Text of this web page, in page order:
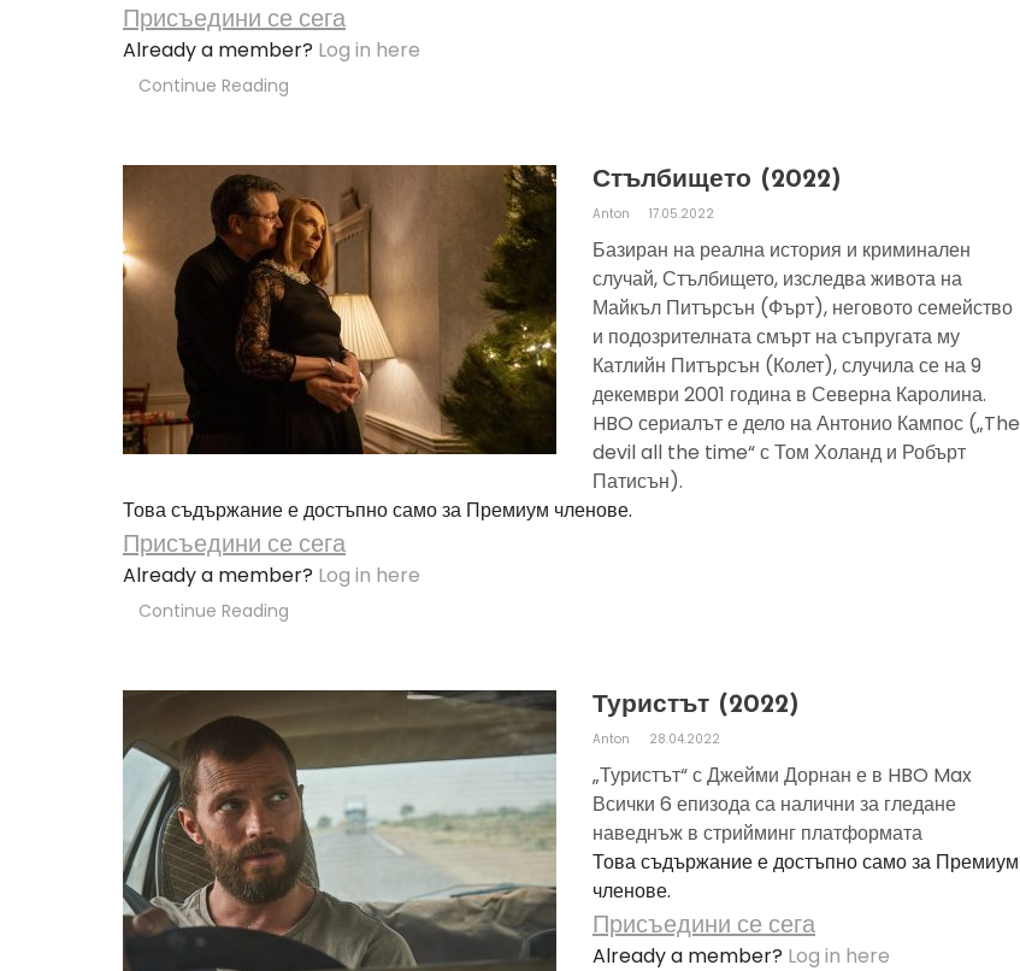
Присъедини се сега
Already a member? Log in here
Continue Reading
Стълбището (2022)
Anton 17.05.2022
Базиран на реална история и криминален
случай, Стълбището, изследва живота на
Майкъл Питърсън (Фърт), неговото семейство
и подозрителната смърт на съпругата му
Катлийн Питърсън (Колет), случила се на 9
декември 2001 година в Северна Каролина.
HBO сериалът е дело на Антонио Кампос („The
devil all the time“ с Том Холанд и Робърт
Патисън).
Това съдържание е достъпно само за Премиум членове.
Присъедини се сега
Already a member? Log in here
Continue Reading
Туристът (2022)
Anton 28.04.2022
„Туристът“ с Джейми Дорнан е в HBO Max
Всички 6 епизода са налични за гледане
наведнъж в стрийминг платформата
Това съдържание е достъпно само за Премиум
членове.
Присъедини се сега
Already a member? Log in here